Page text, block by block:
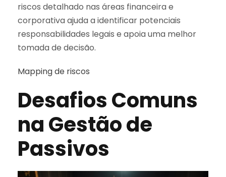
riscos detalhado nas áreas financeira e
corporativa ajuda a identificar potenciais
responsabilidades legais e apoia uma melhor
tomada de decisão.
Mapping de riscos
Desafios Comuns
na Gestão de
Passivos